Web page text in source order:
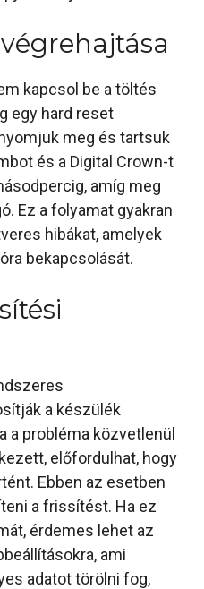
kapcsol be a töltés
egy hard reset
meg és tartsuk
és a Digital Crown-t
amíg meg
Ez a folyamat gyakran
hibákat, amelyek
bekapcsolását.
a készülék
a probléma közvetlenül
előfordulhat, hogy
Ebben az esetben
a frissítést. Ha ez
érdemes lehet az
ami
adatot törölni fog,